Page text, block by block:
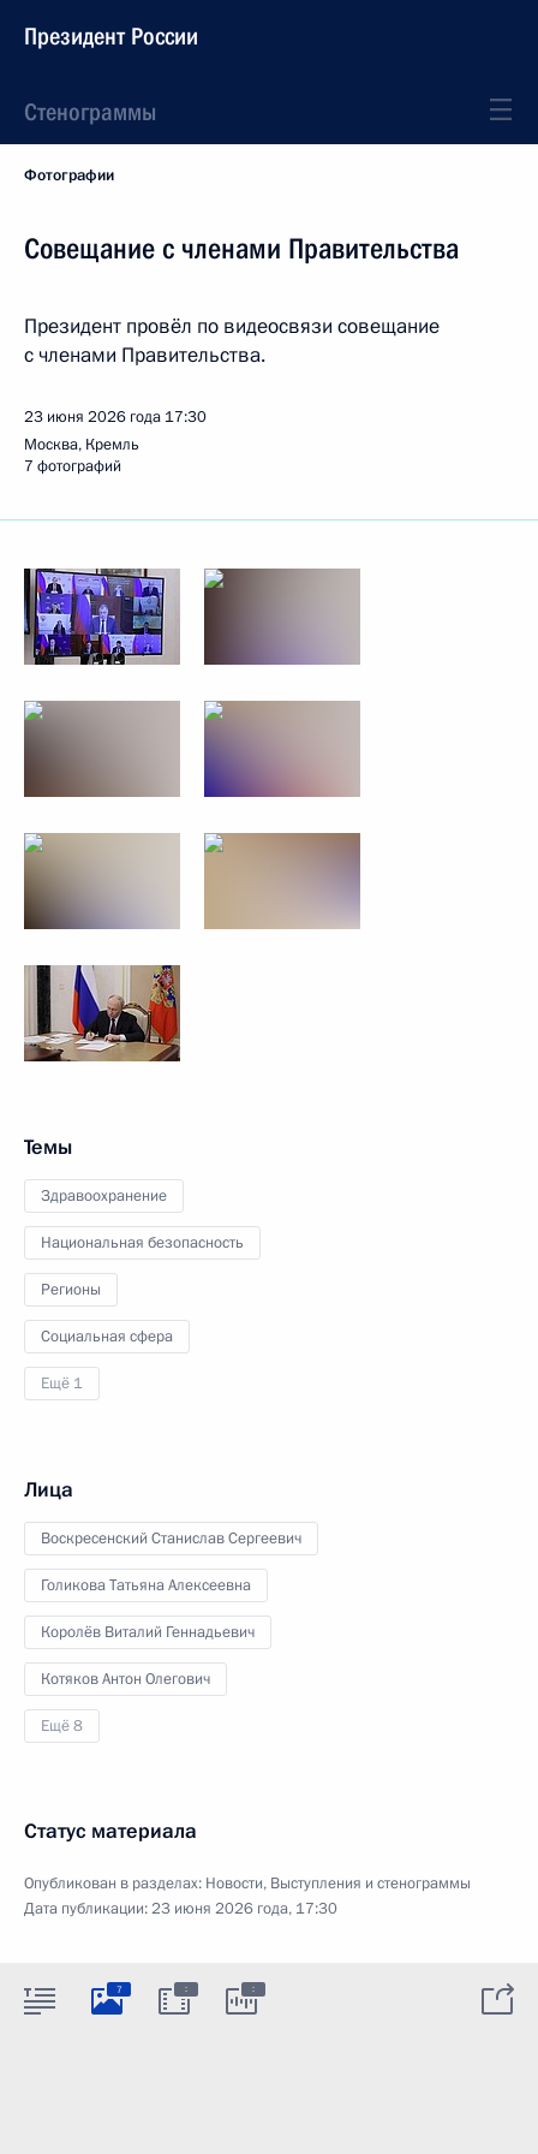
Президент России
Стенограммы
Фотографии
Совещание с членами Правительства
Президент провёл по видеосвязи совещание
с членами Правительства.
23 июня 2026 года 17:30
Москва, Кремль
7 фотографий
Темы
Здравоохранение
Национальная безопасность
Регионы
Социальная сфера
Ещё 1
Лица
Воскресенский Станислав Сергеевич
Голикова Татьяна Алексеевна
Королёв Виталий Геннадьевич
Котяков Антон Олегович
Ещё 8
Статус материала
Опубликован в разделах: Новости, Выступления и стенограммы
Дата публикации:23 июня 2026 года, 17:30
7 : :